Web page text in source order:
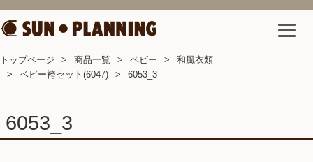
トップページ 商品一覧 ベビー
和風衣類
ベビー袴セット(6047)
6053_3
6053_3